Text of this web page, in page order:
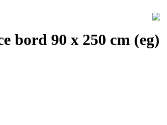
bord 90 x 250 cm (eg)